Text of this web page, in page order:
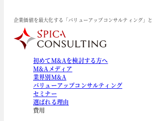
企業価値を最大化する「バリューアップコンサルティング」
初めてM&Aを検討する方へ
M&Aメディア
業界別M&A
バリューアップコンサルティング
セミナー
選ばれる理由
費用